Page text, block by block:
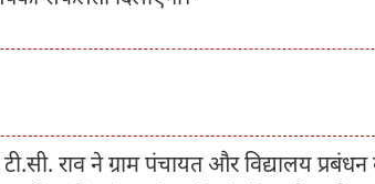
राव ने ग्राम पंचायत और विद्यालय